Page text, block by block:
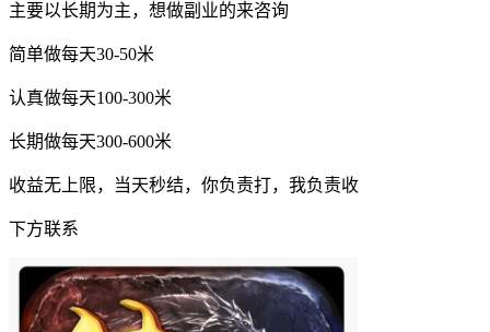
主要以长期为主，想做副业的来咨询
简单做每天30-50米
认真做每天100-300米
长期做每天300-600米
收益无上限，当天秒结，你负责打，我负责收
下方联系